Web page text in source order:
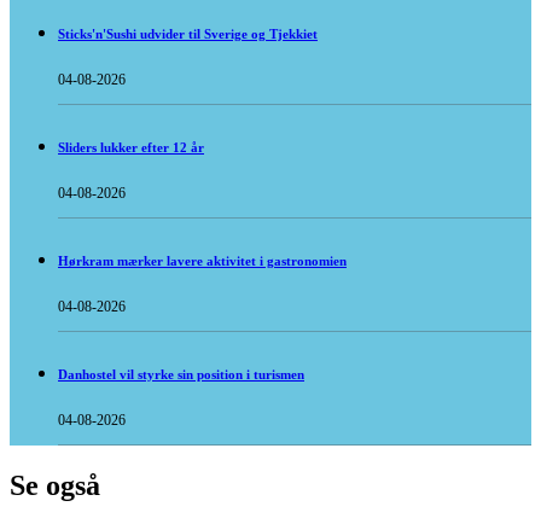
Sticks'n'Sushi udvider til Sverige og Tjekkiet
04-08-2026
Sliders lukker efter 12 år
04-08-2026
Hørkram mærker lavere aktivitet i gastronomien
04-08-2026
Danhostel vil styrke sin position i turismen
04-08-2026
Se også